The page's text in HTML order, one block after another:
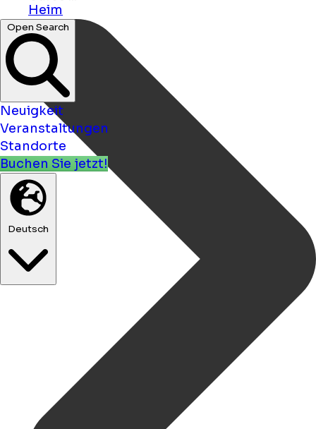
Hotels ...
Open Search
Neuigkeit
Veranstaltungen
Standorte
Buchen Sie jetzt!
Deutsch
Heim